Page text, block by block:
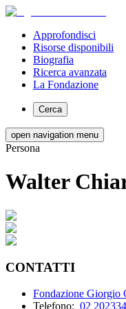
Approfondisci
Risorse disponibili
Biografia
Ricerca avanzata
La Fondazione
Cerca
open navigation menu
Persona
Walter
CONTATTI
Fondazione Giorgio
Telefono: 02 202334